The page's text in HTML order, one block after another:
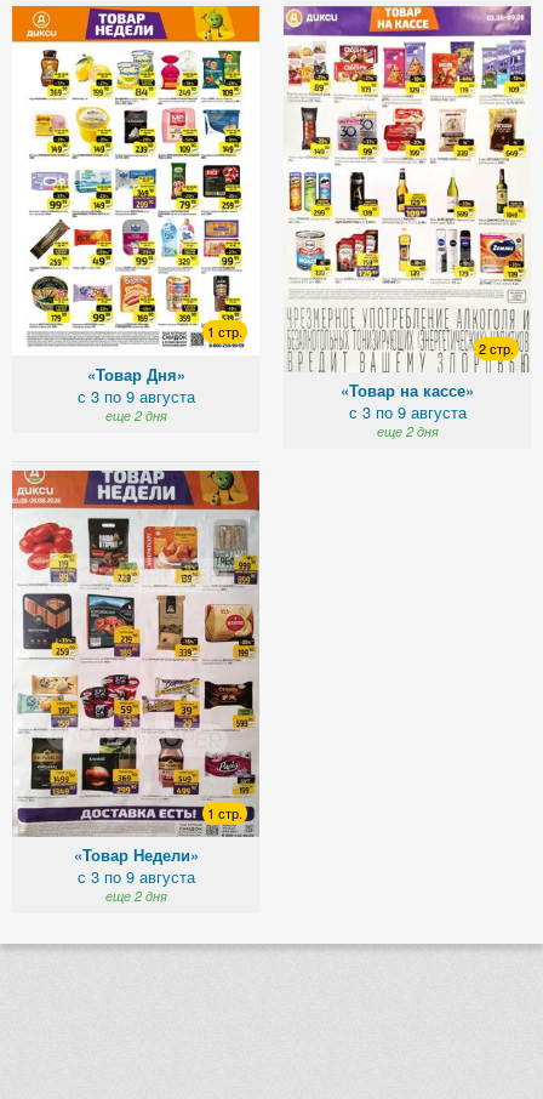
1 стр.
«Товар Дня»
с 3 по 9 августа
еще 2 дня
2 стр.
«Товар на кассе»
с 3 по 9 августа
еще 2 дня
1 стр.
«Товар Недели»
с 3 по 9 августа
еще 2 дня